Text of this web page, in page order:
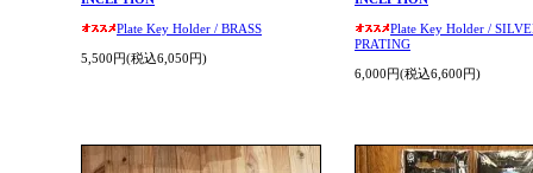
Plate Key Holder / BRASS
5,500円(税込6,050円)
Plate Key Holder /
PRATING
6,000円(税込6,600円)